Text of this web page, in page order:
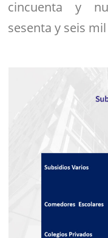
cincuenta y
sesenta y seis